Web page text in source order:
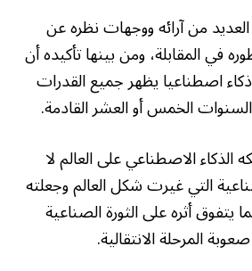
من آرائه ووجهات نظره عن
في المقابلة، ومن بينها تأكيده أن
اصطناعيا يظهر جميع القدرات
الخمس أو العشر القادمة.
الذكاء الاصطناعي على العالم لا
التي غيرت شكل العالم وجعلته
يتفوق أثره على الثورة الصناعية
المرحلة الانتقالية.